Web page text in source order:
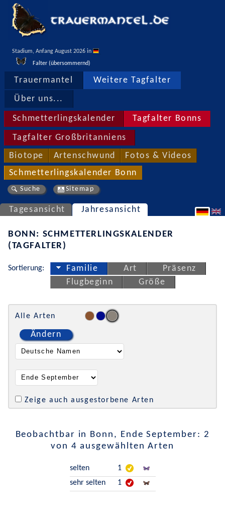
Stadium, Anfang August 2026 in
Falter (übersommernd)
Trauermantel Weitere Tagfalter
Über uns...
Schmetterlingskalender Tagfalter Bonns
Tagfalter Großbritanniens
Biotope Artenschwund Fotos & Videos
Schmetterlingskalender Bonn
Suche Sitemap
Tagesansicht Jahresansicht
BONN: SCHMETTERLINGSKALENDER
(TAGFALTER)
Sortierung: Familie Art
Präsenz
Flugbeginn
Größe
Alle Arten
Ändern
Zeige auch ausgestorbene Arten
Beobachtbar in Bonn, Ende September: 2
von 4 ausgewählten Arten
selten
1
sehr selten
1